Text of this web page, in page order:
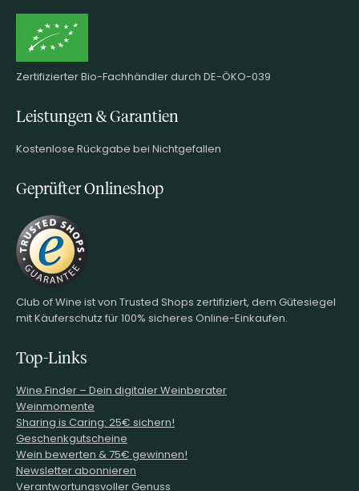
Zertifizierter Bio-Fachhändler durch DE-ÖKO-039
Leistungen & Garantien
Kostenlose Rückgabe bei Nichtgefallen
Geprüfter Onlineshop
Club of Wine ist von Trusted Shops zertifiziert, dem Gütesiegel
mit Käuferschutz für 100% sicheres Online-Einkaufen.
Top-Links
Wine.Finder – Dein digitaler Weinberater
Weinmomente
Sharing is Caring: 25€ sichern!
Geschenkgutscheine
Wein bewerten & 75€ gewinnen!
Newsletter abonnieren
Verantwortungsvoller Genuss